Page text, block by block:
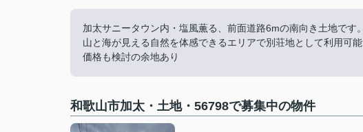
加太サニータウン内・塩風薫る、前面道路6mの南向き土地です。
山と海が見える自然を体感できるエリアで別荘地として利用可能
価格も検討の余地あり
和歌山市加太・土地・56798で募集中の物件